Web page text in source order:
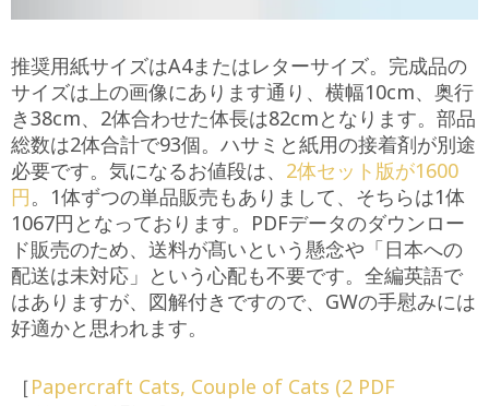
推奨用紙サイズはA4またはレターサイズ。完成品の
サイズは上の画像にあります通り、横幅10cm、奥行
き38cm、2体合わせた体長は82cmとなります。部品
総数は2体合計で93個。ハサミと紙用の接着剤が別途
必要です。気になるお値段は、 2体セット版が1600
円。1体ずつの単品販売もありまして、そちらは1体
1067円となっております。PDFデータのダウンロー
ド販売のため、送料が髙いという懸念や「日本への
配送は未対応」という心配も不要です。全編英語で
はありますが、図解付きですので、GWの手慰みには
好適かと思われます。
［Papercraft Cats, Couple of Cats (2 PDF